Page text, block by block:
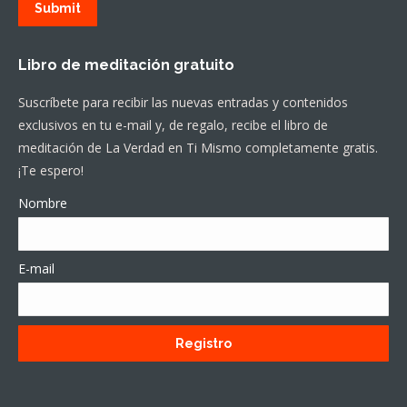
Submit
Libro de meditación gratuito
Suscríbete para recibir las nuevas entradas y contenidos
exclusivos en tu e-mail y, de regalo, recibe el libro de
meditación de La Verdad en Ti Mismo completamente gratis.
¡Te espero!
Nombre
E-mail